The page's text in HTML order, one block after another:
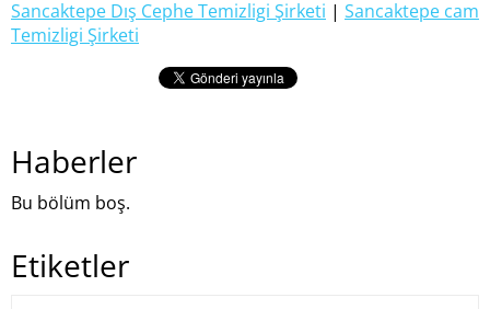
Sancaktepe Dış Cephe Temizligi Şirketi | Sancaktepe cam
Temizligi Şirketi
Haberler
Bu bölüm boş.
Etiketler